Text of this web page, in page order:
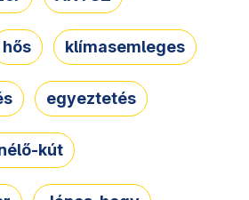
hős klímasemleges
egyeztetés
kút